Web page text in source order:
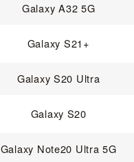
Galaxy A32 5G
Galaxy S21+
Galaxy S20 Ultra
Galaxy S20
Galaxy Note20 Ultra 5G